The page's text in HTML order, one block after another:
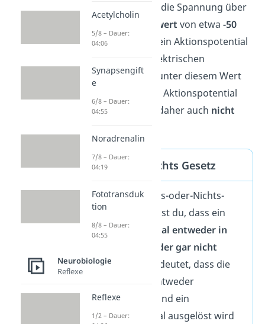
wenn dieser Reiz die Spannung über
Schwellenwert von etwa -50
mVerhöht, wird ein Aktionspotential
ausgelöst. Alle elektrischen
Erregungen, die unter diesem Wert
Aktionspotential
aus und werden daher auch nicht
Alles oder Nichts Gesetz
Unter dem ‚Alles-oder-Nichts-
Gesetz‘ verstehst du, dass ein
Aktionspotential entweder in
voller Größe oder gar nicht
auftritt. Das bedeutet, dass die
Reizschwelle entweder
überschritten und ein
Aktionspotential ausgelöst wird
Acetylcholin
5/8 – Dauer:
04:06
Synapsengift
e
6/8 – Dauer:
04:55
Noradrenalin
7/8 – Dauer:
04:19
Fototransduk
tion
8/8 – Dauer:
04:55
Neurobiologie
Reflexe
Reflexe
1/2 – Dauer: